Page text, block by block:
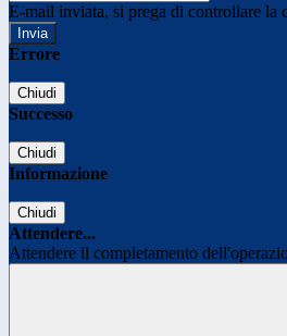
E-mail inviata, si prega di controllare la
Errore
Chiudi
Successo
Chiudi
Informazione
Chiudi
Attendere...
Attendere il completamento